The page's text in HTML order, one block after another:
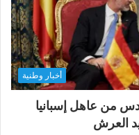
أخبار وطنية
من عاهل إسبانيا
العرش